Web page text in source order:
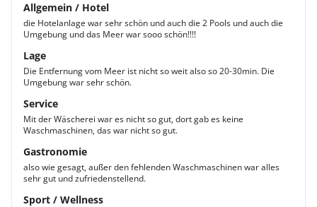
Allgemein / Hotel
die Hotelanlage war sehr schön und auch die 2 Pools und auch die
Umgebung und das Meer war sooo schön!!!!
Lage
Die Entfernung vom Meer ist nicht so weit also so 20-30min. Die
Umgebung war sehr schön.
Service
Mit der Wäscherei war es nicht so gut, dort gab es keine
Waschmaschinen, das war nicht so gut.
Gastronomie
also wie gesagt, außer den fehlenden Waschmaschinen war alles
sehr gut und zufriedenstellend.
Sport / Wellness